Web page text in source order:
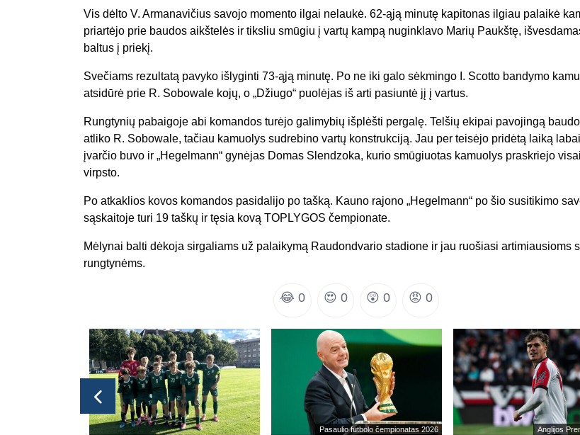
Vis dėlto V. Armanavičius savojo momento ilgai nelaukė. 62-ąją minutę kapitonas ilgiau palaikė
priartėjo prie baudos aikštelės ir tiksliu smūgiu į vartų kampą nuginklavo Marių Paukštę,
baltus į priekį.
Svečiams rezultatą pavyko išlyginti 73-ąją minutę. Po ne iki galo sėkmingo I. Scotto bandymo
atsidūrė prie R. Sobowale kojų, o „Džiugo“ puolėjas iš arti pasiuntė jį į vartus.
Rungtynių pabaigoje abi komandos turėjo galimybių išplėšti pergalę. Telšių ekipai pavojingą
atliko R. Sobowale, tačiau kamuolys sudrebino vartų konstrukciją. Jau per teisėjo pridėtą laiką
įvarčio buvo ir „Hegelmann“ gynėjas Domas Slendzoka, kurio smūgiuotas kamuolys praskriejo
virpsto.
Po atkaklios kovos komandos pasidalijo po tašką. Kauno rajono „Hegelmann“ po šio susitikimo
sąskaitoje turi 19 taškų ir tęsia kovą TOPLYGOS čempionate.
Mėlynai balti dėkoja sirgaliams už palaikymą Raudondvario stadione ir jau ruošiasi artimiausioms
rungtynėms.
😂 0 😍 0 😲 0 😡 0
Pasaulio futbolo čempionatas 2026 Anglijos